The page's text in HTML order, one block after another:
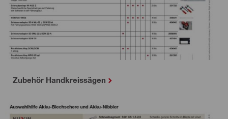
Zubehör Handkreissägen